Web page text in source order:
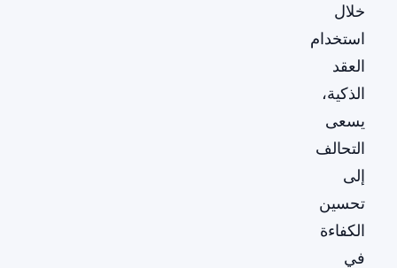
خلال
استخدام
العقد
الذكية،
يسعى
التحالف
إلى
تحسين
الكفاءة
في